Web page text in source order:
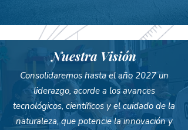
Nuestra Visión
Consolidaremos hasta el año 2027 un
liderazgo, acorde a los avances
tecnológicos, científicos y el cuidado de la
naturaleza, que potencie la innovación y